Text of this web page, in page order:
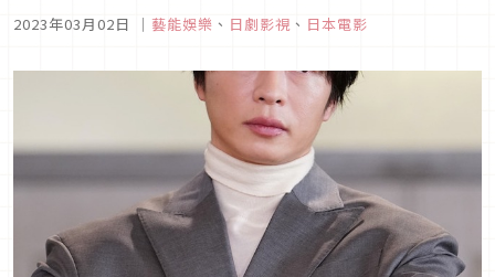
同步跟播最後一集，進入階段性完結，更將呈現兩位主角「平
2023年03月02日 ｜ 藝能娛樂 、 日劇影視 、 日本電影